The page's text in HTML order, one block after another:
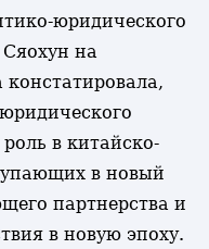
юридического
на
в китайско-
в новый
партнерства и
в новую эпоху.